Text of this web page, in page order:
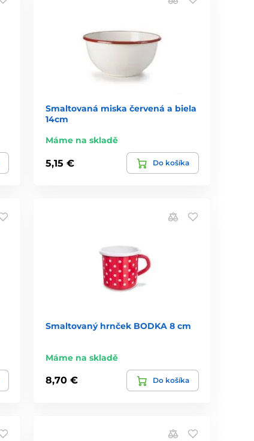
Smaltovaná miska červená a biela
14cm
Máme na skladě
5,15 € Do košíka
Smaltovaný hrnček BODKA 8 cm
Máme na skladě
8,70 € Do košíka